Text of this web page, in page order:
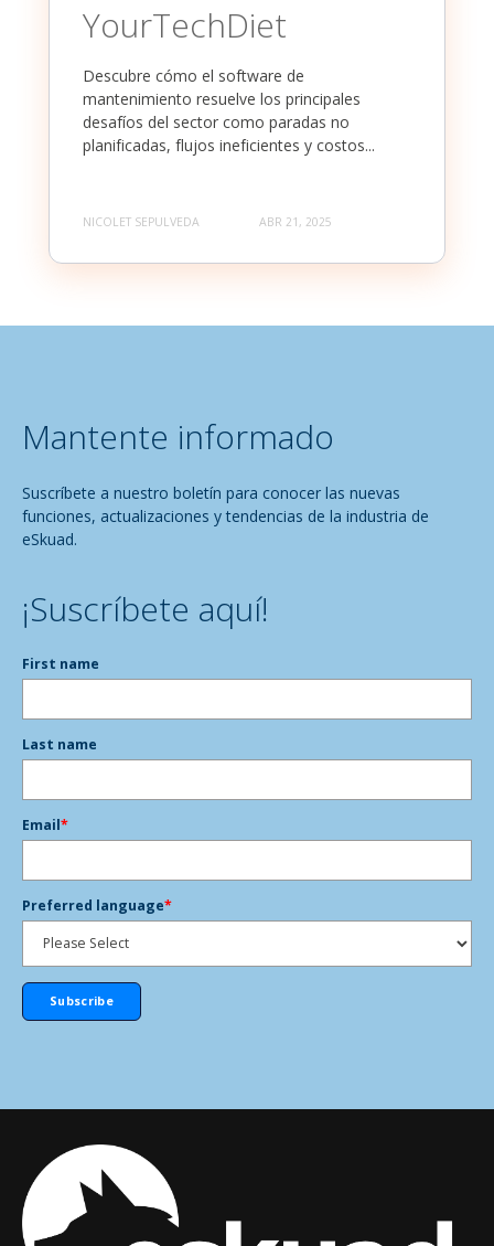
YourTechDiet
Descubre cómo el software de
mantenimiento resuelve los principales
desafíos del sector como paradas no
planificadas, flujos ineficientes y costos...
NICOLET SEPULVEDA ABR 21, 2025
Mantente informado
Suscríbete a nuestro boletín para conocer las nuevas
funciones, actualizaciones y tendencias de la industria de
eSkuad.
¡Suscríbete aquí!
First name
Last name
Email*
Preferred language*